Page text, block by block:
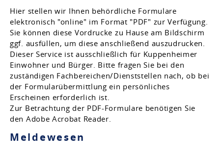
Hier stellen wir Ihnen behördliche Formulare
elektronisch "online" im Format "PDF" zur Verfügung.
Sie können diese Vordrucke zu Hause am Bildschirm
ggf. ausfüllen, um diese anschließend auszudrucken.
Dieser Service ist ausschließlich für Kuppenheimer
Einwohner und Bürger. Bitte fragen Sie bei den
zuständigen Fachbereichen/Dienststellen nach, ob bei
der Formularübermittlung ein persönliches
Erscheinen erforderlich ist.
Zur Betrachtung der PDF-Formulare benötigen Sie
den Adobe Acrobat Reader.
Meldewesen